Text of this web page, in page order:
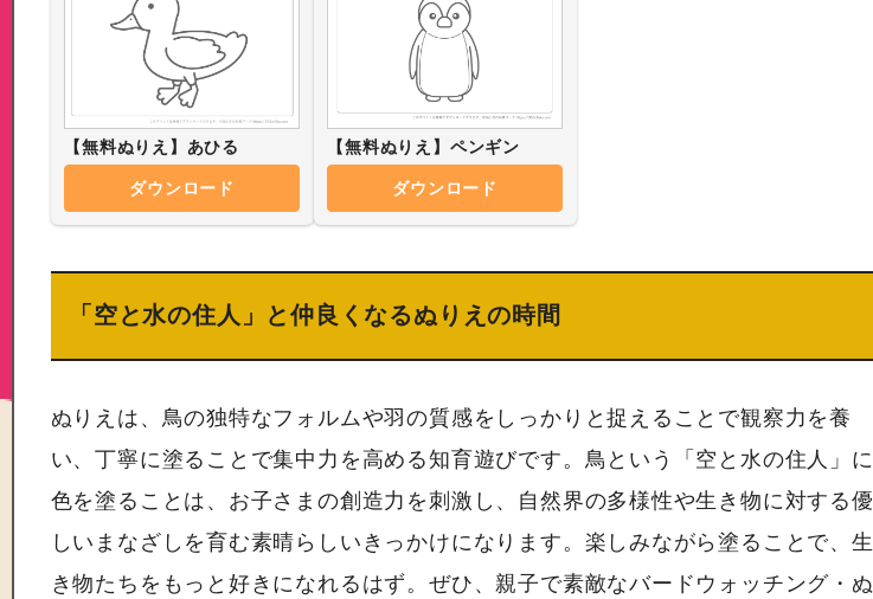
【無料ぬりえ】あひる
ダウンロード
【無料ぬりえ】ペンギン
ダウンロード
「空と水の住人」と仲良くなるぬりえの時間
ぬりえは、鳥の独特なフォルムや羽の質感をしっかりと捉えることで観察力を養
い、丁寧に塗ることで集中力を高める知育遊びです。鳥という「空と水の住人」に
色を塗ることは、お子さまの創造力を刺激し、自然界の多様性や生き物に対する優
しいまなざしを育む素晴らしいきっかけになります。楽しみながら塗ることで、生
き物たちをもっと好きになれるはず。ぜひ、親子で素敵なバードウォッチング・ぬ